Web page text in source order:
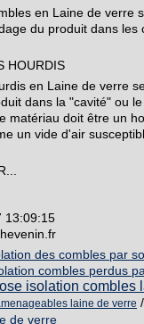
en Laine de verre
du produit dans les
HOURDIS
en Laine de verre
dans la "cavité" ou
matériau doit être un
un vide d'air
13:09:15
des combles par
combles perdus
isolation combles
laine de verre /
de verre